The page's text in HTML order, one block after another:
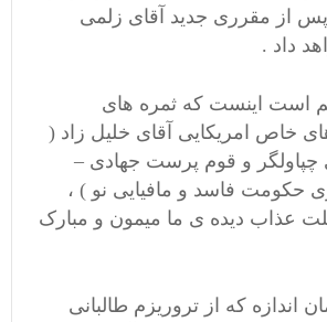
از مقرری جدید آقای زلمی
داد .
است اینست که ثمره های
خاص امریکایی آقای خلیل زاد (
چپاولگر و قوم پرست جهادی –
حکومت فاسد و مافیایی نو ) ،
عذاب دیده ی ما میمون و مبارک
که از تروریزم طالبانی